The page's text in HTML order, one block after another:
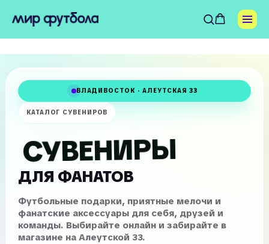
ВЛАДИВОСТОК · АЛЕУТСКАЯ 33
КАТАЛОГ СУВЕНИРОВ
СУВЕНИРЫ
ДЛЯ ФАНАТОВ
Футбольные подарки, приятные мелочи и
фанатские аксессуары для себя, друзей и
команды. Выбирайте онлайн и забирайте в
магазине на Алеутской 33.